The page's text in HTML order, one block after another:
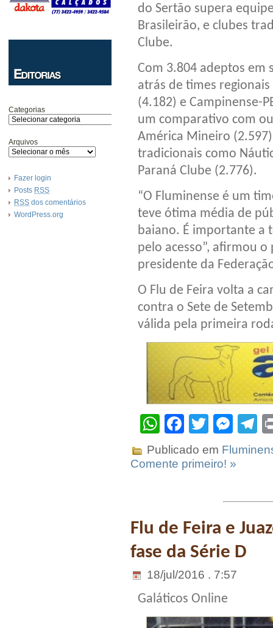
Categorias
Arquivos
Fazer login
Posts RSS
RSS dos comentários
WordPress.org
do Sertão supera
Brasileirão, e clubes
Clube.
Com 3.804 adeptos em
atrás de times
(4.182) e Campinense-
um comparativo com
América Mineiro
tradicionais como
Paraná Clube (2.776).
“O Fluminense é um
teve ótima média de
baiano. É importante a
pelo acesso”, afirmou
presidente da
O Flu de Feira volta a
contra o Sete de
válida pela primeira
WhatsApp
Facebook
Twitter
Publicado em
Comente primeiro! »
Flu de Feira e
fase da Série D
18/jul/2016 . 7:57
Galáticos Online